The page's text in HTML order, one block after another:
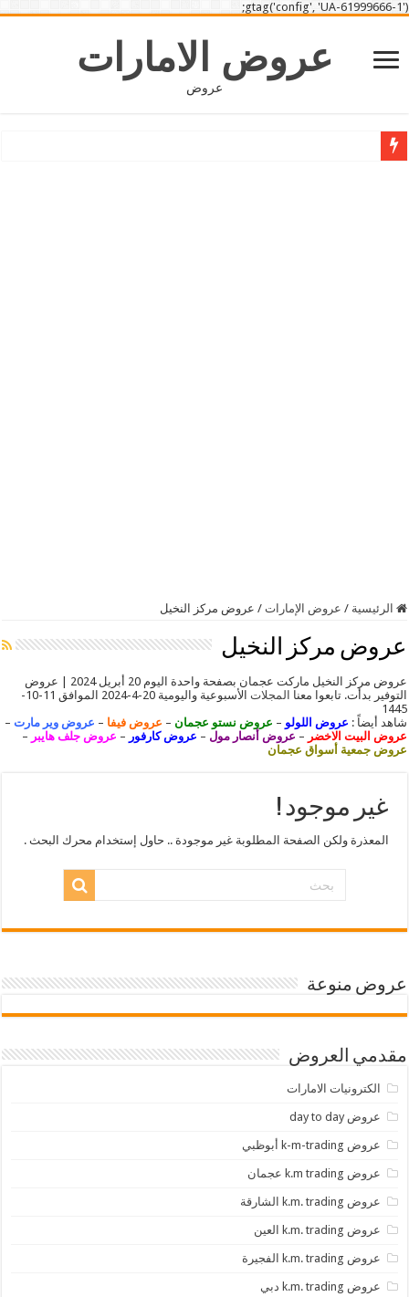
gtag('config', 'UA-61999666-1');
عروض الامارات
عروض
الرئيسية / عروض الإمارات / عروض مركز النخيل
عروض مركز النخيل
عروض مركز النخيل ماركت عجمان بصفحة واحدة اليوم 20 أبريل 2024 | عروض
التوفير بدأت. تابعوا معنا المجلات
الأسبوعية واليومية 20-4-2024 الموافق 11-10-
1445
شاهد أيضاً : عروض اللولو – عروض نستو عجمان – عروض فيفا – عروض وير مارت –
عروض البيت الاخضر – عروض أنصار مول – عروض كارفور – عروض جلف هايبر –
عروض جمعية أسواق عجمان
غير موجود !
المعذرة ولكن الصفحة المطلوبة غير موجودة .. حاول إستخدام محرك البحث .
عروض منوعة
مقدمي العروض
الكترونيات الامارات
عروض day to day
عروض k-m-trading أبوظبي
عروض k.m trading عجمان
عروض k.m. trading الشارقة
عروض k.m. trading العين
عروض k.m. trading الفجيرة
عروض k.m. trading دبي